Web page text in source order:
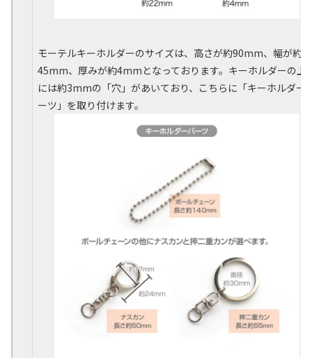
モーテルキーホルダーのサイズは、高さが約90mm、幅が約
45mm、厚みが約4mmとなっております。キーホルダーの上
には約3mmの「穴」があいており、こちらに「キーホルダー
ーツ」を取り付けます。